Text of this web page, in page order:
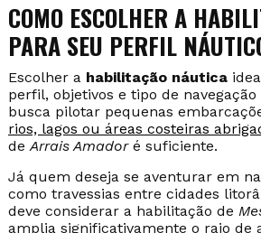
COMO ESCOLHER A
PARA SEU PERFIL